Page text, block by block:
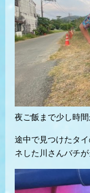
夜ご飯まで少し時間
途中で見つけたタ
ネした川さんバチが